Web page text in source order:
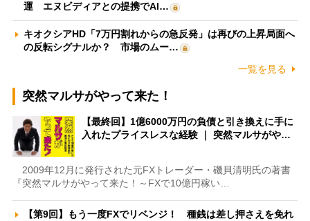
運 エヌビディアとの提携でAI…
キオクシアHD「7万円割れからの急反発」は再びの上昇局面へ
の反転シグナルか？ 市場のムー…
一覧を見る
突然マルサがやって来た！
【最終回】1億6000万円の負債と引き換えに手に
入れたプライスレスな経験 ｜ 突然マルサがや…
2009年12月に発行された元FXトレーダー・磯貝清明氏の著書
『突然マルサがやって来た！～FXで10億円稼い…
【第9回】もう一度FXでリベンジ！ 種銭は差し押さえを免れ